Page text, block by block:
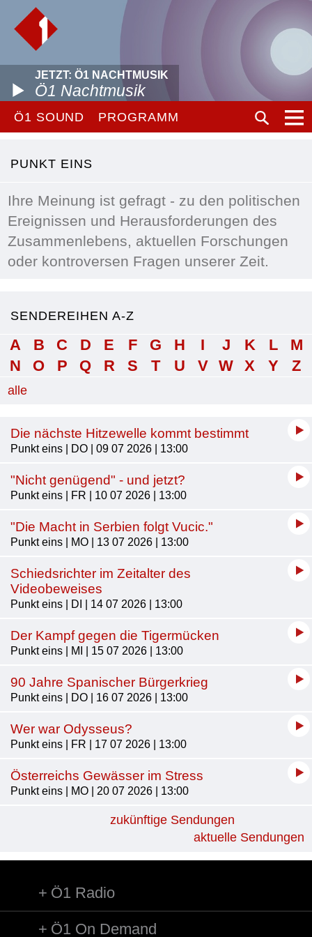
JETZT: Ö1 NACHTMUSIK
Ö1 Nachtmusik
Ö1 SOUND PROGRAMM
PUNKT EINS
Ihre Meinung ist gefragt - zu den politischen
Ereignissen und Herausforderungen des
Zusammenlebens, aktuellen Forschungen
oder kontroversen Fragen unserer Zeit.
SENDEREIHEN A-Z
A B C D E F G H I J K L
M
N
O P Q R S T U V W X Y Z
alle
Die nächste Hitzewelle kommt bestimmt
Punkt eins | DO | 09 07 2026 | 13:00
"Nicht genügend" - und jetzt?
Punkt eins | FR | 10 07 2026 | 13:00
"Die Macht in Serbien folgt Vucic."
Punkt eins | MO | 13 07 2026 | 13:00
Schiedsrichter im Zeitalter des
Videobeweises
Punkt eins | DI | 14 07 2026 | 13:00
Der Kampf gegen die Tigermücken
Punkt eins | MI | 15 07 2026 | 13:00
90 Jahre Spanischer Bürgerkrieg
Punkt eins | DO | 16 07 2026 | 13:00
Wer war Odysseus?
Punkt eins | FR | 17 07 2026 | 13:00
Österreichs Gewässer im Stress
Punkt eins | MO | 20 07 2026 | 13:00
zukünftige Sendungen
aktuelle Sendungen
Ö1 Radio
Ö1 On Demand